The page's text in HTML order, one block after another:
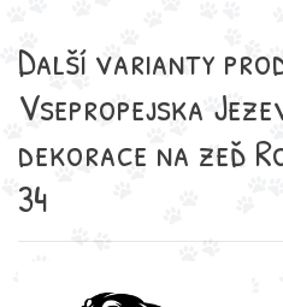
Další varianty
Vsepropejska
dekorace na zeď
34